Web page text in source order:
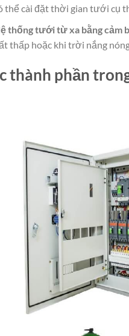
thể cài đặt thời gian tưới cụ
thống tưới từ xa bằng cảm
thấp hoặc khi trời nắng
thành phần